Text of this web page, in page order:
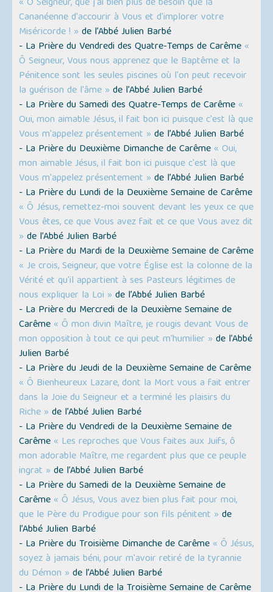
Cananéenne d'accourir à Vous et d'implorer votre
Miséricorde ! » de l’Abbé Julien Barbé
- La Prière du Vendredi des Quatre-Temps de Carême «
Ô Seigneur, Vous nous apprenez que le Baptême et la
Pénitence sont les seules piscines où l'on peut recevoir
la guérison de l'âme » de l’Abbé Julien Barbé
- La Prière du Samedi des Quatre-Temps de Carême «
Oui, mon aimable Jésus, il fait bon ici puisque c'est là que
Vous m'appelez présentement » de l’Abbé Julien Barbé
- La Prière du Deuxième Dimanche de Carême « Oui,
mon aimable Jésus, il fait bon ici puisque c'est là que
Vous m'appelez présentement » de l’Abbé Julien Barbé
- La Prière du Lundi de la Deuxième Semaine de Carême
« Ô Jésus, remettez-moi souvent devant les yeux ce que
Vous êtes, ce que Vous avez fait et ce que Vous avez dit
» de l’Abbé Julien Barbé
- La Prière du Mardi de la Deuxième Semaine de Carême
« Je crois, Seigneur, que votre Église est la colonne de la
Vérité et qu'il appartient à ses Pasteurs légitimes de
nous expliquer la Loi » de l’Abbé Julien Barbé
- La Prière du Mercredi de la Deuxième Semaine de
Carême « Ô mon divin Maître, je rougis devant Vous de
mon opposition à tout ce qui peut m'humilier » de l’Abbé
Julien Barbé
- La Prière du Jeudi de la Deuxième Semaine de Carême
« Ô Bienheureux Lazare, dont la Mort vous a fait entrer
dans la Joie du Seigneur et a terminé les plaisirs du
Riche » de l’Abbé Julien Barbé
- La Prière du Vendredi de la Deuxième Semaine de
Carême « Les reproches que Vous faites aux Juifs, ô
mon adorable Maître, me regardent plus que ce peuple
ingrat » de l’Abbé Julien Barbé
- La Prière du Samedi de la Deuxième Semaine de
Carême « Ô Jésus, Vous avez bien plus fait pour moi,
que le Père du Prodigue pour son fils pénitent » de
l’Abbé Julien Barbé
- La Prière du Troisième Dimanche de Carême « Ô Jésus,
soyez à jamais béni, pour m'avoir retiré de la tyrannie
du Démon » de l’Abbé Julien Barbé
- La Prière du Lundi de la Troisième Semaine de Carême